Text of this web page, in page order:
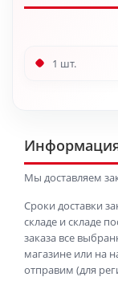
1 шт.
Мы доставляем
Сроки доставки
складе и складе
заказа все
магазине или на
отправим (для